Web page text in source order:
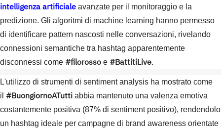
intelligenza artificiale avanzate per il monitoraggio e la
predizione. Gli algoritmi di machine learning hanno permesso
di identificare pattern nascosti nelle conversazioni, rivelando
connessioni semantiche tra hashtag apparentemente
disconnessi come #filorosso e #BattitiLive.
L'utilizzo di strumenti di sentiment analysis ha mostrato come
il #BuongiornoATutti abbia mantenuto una valenza emotiva
costantemente positiva (87% di sentiment positivo), rendendolo
un hashtag ideale per campagne di brand awareness orientate